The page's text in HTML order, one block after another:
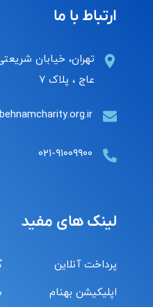
ارتباط با ما
تهران، خیابان
عاج ، پلاک ۷
۰۲۱-۹۱۰۰۹۹۰۰
لینک های مفید
پرداخت آنلاین
اپلیکیشن بهنام